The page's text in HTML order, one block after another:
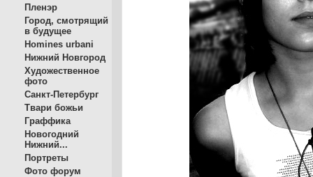
Пленэр
Город, смотрящий
в будущее
Homines urbani
Нижний Новгород
Художественное
фото
Санкт-Петербург
Твари божьи
Граффика
Новогодний
Нижний...
Портреты
Фото форум